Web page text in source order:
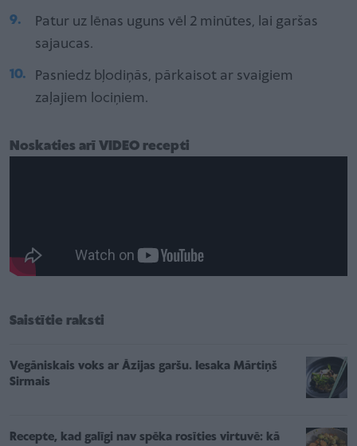
Patur uz lēnas uguns vēl 2 minūtes, lai garšas
sajaucas.
Pasniedz bļodiņās, pārkaisot ar svaigiem
zaļajiem lociņiem.
Noskaties arī VIDEO recepti
Saistītie raksti
Vegāniskais voks ar Āzijas garšu. Iesaka Mārtiņš
Sirmais
Recepte, kad galīgi nav spēka rosīties virtuvē: kā